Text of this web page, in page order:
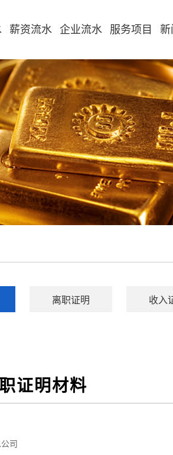
薪资流水 企业流水 服务项目 新
离职证明 收入
证明材料
司